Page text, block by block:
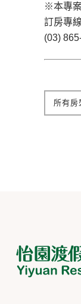
※本專
訂房專
(03)
所有房